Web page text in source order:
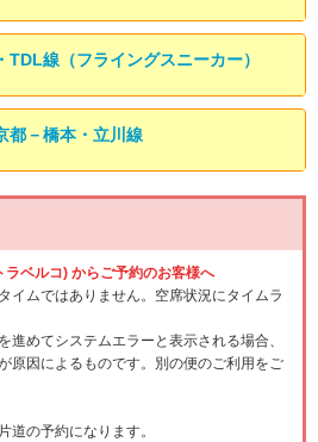
線（フライングスニーカー）
都－橋本・立川線
ベルコ) からご予約のお客様へ
イムではありません。空席状況にタイムラ
進めてシステムエラーと表示される場合、
原因によるものです。別の便のご利用をご
道の予約になります。